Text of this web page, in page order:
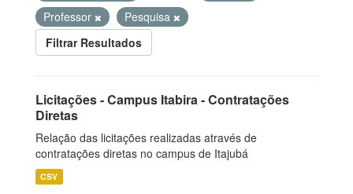
Professor
Pesquisa
Filtrar Resultados
Licitações - Campus Itabira - Contratações
Diretas
Relação das licitações realizadas através de
contratações diretas no campus de Itajubá
CSV